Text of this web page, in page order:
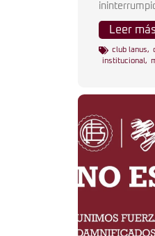
Leer
club lanus,
institucional ,